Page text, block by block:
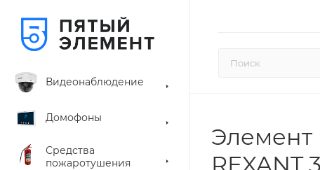
Видеонаблюдение
Домофоны
Средства
пожаротушения
Элемент
REXANT